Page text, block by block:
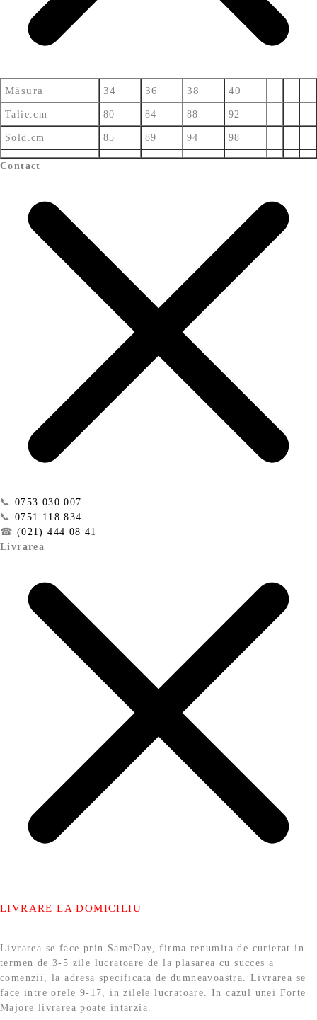
Măsura 34 36 38 40
Talie.cm 80 84 88 92
Sold.cm 85 89 94 98
Contact
📞 0753 030 007
📞 0751 118 834
☎ (021) 444 08 41
Livrarea
LIVRARE LA DOMICILIU
Livrarea se face prin SameDay, firma renumita de curierat in
termen de 3-5 zile lucratoare de la plasarea cu succes a
comenzii, la adresa specificata de dumneavoastra. Livrarea se
face intre orele 9-17, in zilele lucratoare. In cazul unei Forte
Majore livrarea poate intarzia.